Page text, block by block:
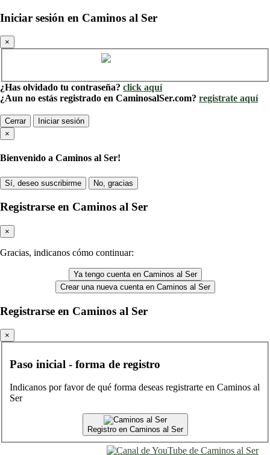
Iniciar sesión en Caminos al Ser
×
¿Has olvidado tu contraseña? click aquí
¿Aun no estás registrado en CaminosalSer.com? registrate aquí
Cerrar
Iniciar sesión
×
Bienvenido a Caminos al Ser!
Sí, deseo suscribirme No, gracias
Registrarse en Caminos al Ser
×
Gracias, indicanos cómo continuar:
Ya tengo cuenta en Caminos al Ser
Crear una nueva cuenta en Caminos al Ser
Registrarse en Caminos al Ser
×
Paso inicial - forma de registro
Indicanos por favor de qué forma deseas registrarte en Caminos al
Ser
Registro en Caminos al Ser